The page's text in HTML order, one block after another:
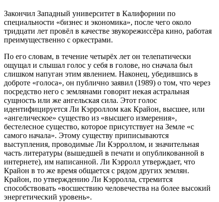
Закончил Западный университет в Калифорнии по
специальности «бизнес и экономика», после чего около
тридцати лет провёл в качестве звукорежиссёра кино, работая
преимущественно с оркестрами.
По его словам, в течение четырёх лет он телепатически
ощущал и слышал голос у себя в голове, но сначала был
слишком напуган этим явлением. Наконец, убедившись в
доброте «голоса», он публично заявил (1989) о том, что через
посредство него с землянами говорит некая астральная
сущность или же ангельская сила. Этот голос
идентифицируется Ли Кэрроллом как Крайон, высшее, или
«ангелическое» существо из «высшего измерения»,
бестелесное существо, которое присутствует на Земле «с
самого начала». Этому существу приписываются
выступления, проводимые Ли Кэрроллом, и значительная
часть литературы (вышедшей в печати и опубликованной в
интернете), им написанной. Ли Кэрролл утверждает, что
Крайон в то же время общается с рядом других землян.
Крайон, по утверждению Ли Кэрролла, стремится
способствовать «восшествию человечества на более высокий
энергетический уровень».